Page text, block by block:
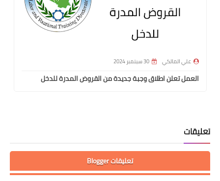
علي المالكي 30 سبتمبر 2024
العمل تعلن اطلاق وجبة جديدة من القروض المدرة للدخل
تعليقات
تعليقات Blogger